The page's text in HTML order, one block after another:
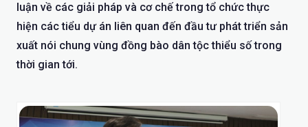
luận về các giải pháp và cơ chế trong tổ chức thực
hiện các tiểu dự án liên quan đến đầu tư phát triển sản
xuất nói chung vùng đồng bào dân tộc thiểu số trong
thời gian tới.